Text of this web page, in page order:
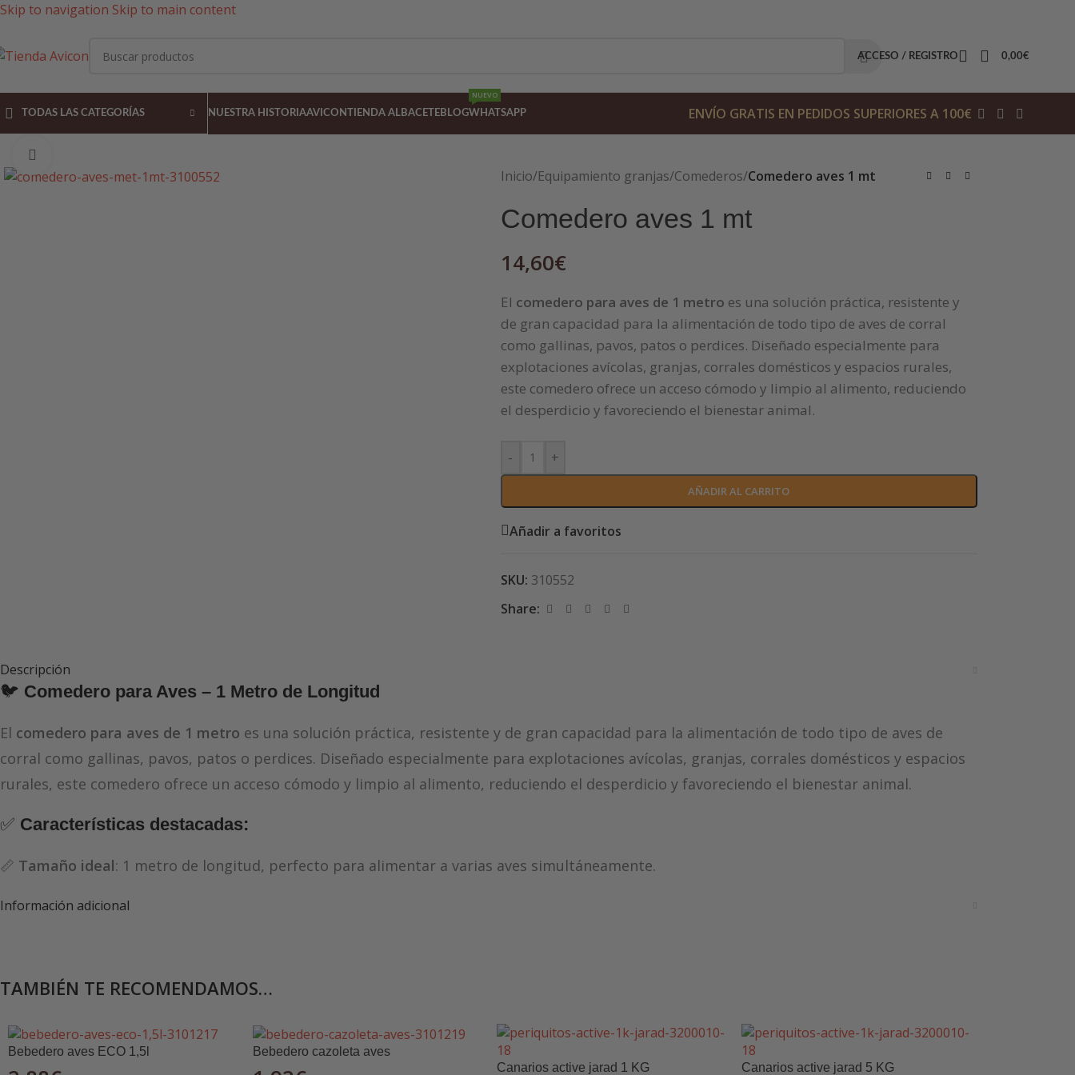
Skip to navigation Skip to main content
ACCESO / REGISTRO 0,00€
TODAS LAS CATEGORÍAS NUESTRA HISTORIAAVICON TIENDA ALBACETE BLOGWHATSAPP
NUEVO
ENVÍO GRATIS EN PEDIDOS SUPERIORES A 100€
Inicio/Equipamiento granjas/Comederos/Comedero aves 1 mt
Comedero aves 1 mt
14,60€
El comedero para aves de 1 metro es una solución práctica, resistente y
de gran capacidad para la alimentación de todo tipo de aves de corral
como gallinas, pavos, patos o perdices. Diseñado especialmente para
explotaciones avícolas, granjas, corrales domésticos y espacios rurales,
este comedero ofrece un acceso cómodo y limpio al alimento, reduciendo
el desperdicio y favoreciendo el bienestar animal.
- +
AÑADIR AL CARRITO
Añadir a favoritos
SKU: 310552
Share:
Descripción
🐦 Comedero para Aves – 1 Metro de Longitud
El comedero para aves de 1 metro es una solución práctica, resistente y de gran capacidad para la alimentación de todo tipo de aves de
corral como gallinas, pavos, patos o perdices. Diseñado especialmente para explotaciones avícolas, granjas, corrales domésticos y espacios
rurales, este comedero ofrece un acceso cómodo y limpio al alimento, reduciendo el desperdicio y favoreciendo el bienestar animal.
✅ Características destacadas:
📏 Tamaño ideal: 1 metro de longitud, perfecto para alimentar a varias aves simultáneamente.
🔩Material resistente
alimento.
🌿Uso en interior y exterior : Resistente a condiciones climáticas, ideal para uso en gallineros o al aire libre.
Información adicional
TAMBIÉN TE RECOMENDAMOS…
Bebedero aves ECO 1,5l Bebedero cazoleta aves
Canarios active jarad 1 KG Canarios active jarad 5 KG